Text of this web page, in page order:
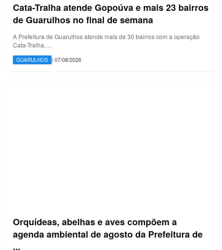
Cata-Tralha atende Gopoúva e mais 23 bairros
de Guarulhos no final de semana
A Prefeitura de Guarulhos atende mais de 30 bairros com a operação
Cata-Tralha, ...
GUARULHOS | 07/08/2026
Orquídeas, abelhas e aves compõem a
agenda ambiental de agosto da Prefeitura de
...